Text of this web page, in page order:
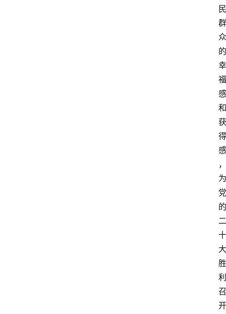
民
群
众
的
幸
福
感
和
获
得
感
，
为
党
的
二
十
大
胜
利
召
开